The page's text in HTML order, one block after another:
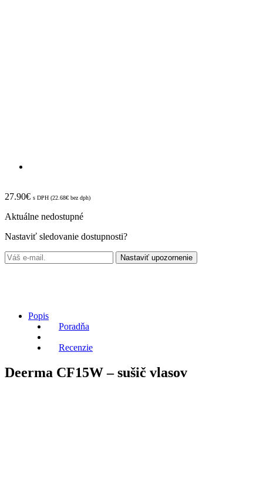
27.90€ s DPH (22.68€ bez dph)
Aktuálne nedostupné
Nastaviť sledovanie dostupnosti?
Nastaviť upozornenie
Popis
Poradňa
Recenzie
Deerma CF15W – sušič vlasov